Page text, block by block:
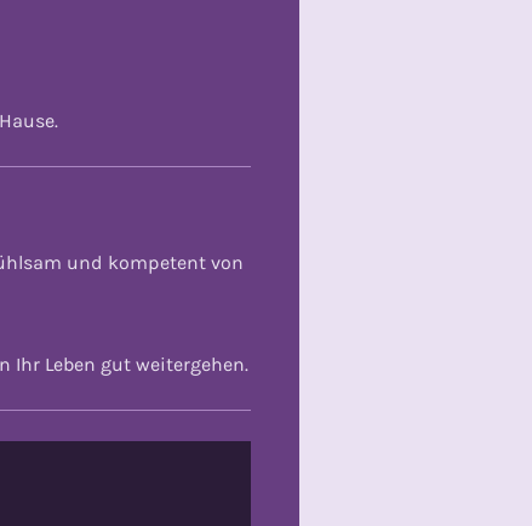
und kompetent von
Ihr Leben gut weitergehen.